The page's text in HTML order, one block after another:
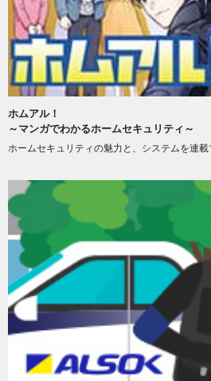
ホムアル！
～マンガでわかるホームセキュリティ～
ホームセキュリティの魅力と、システムを連載